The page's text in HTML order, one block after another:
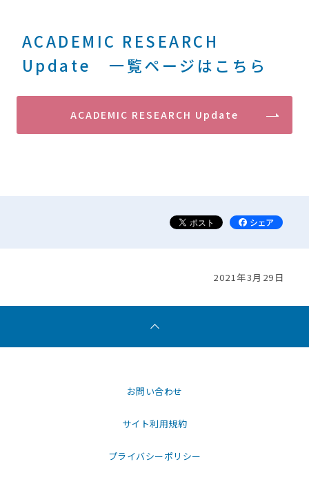
ACADEMIC RESEARCH
Update 一覧ページはこちら
ACADEMIC RESEARCH Update
2021年3月29日
お問い合わせ
サイト利用規約
プライバシーポリシー